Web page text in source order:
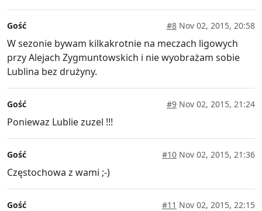
Gość #8 Nov 02, 2015, 20:58
W sezonie bywam kilkakrotnie na meczach ligowych
przy Alejach Zygmuntowskich i nie wyobrażam sobie
Lublina bez drużyny.
Gość #9 Nov 02, 2015, 21:24
Poniewaz Lublie zuzel !!!
Gość #10 Nov 02, 2015, 21:36
Częstochowa z wami ;-)
Gość #11 Nov 02, 2015, 22:15